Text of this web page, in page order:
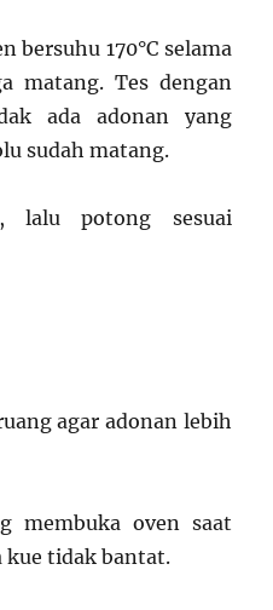
bersuhu 170°C selama
matang. Tes dengan
ada adonan yang
sudah matang.
lalu potong sesuai
agar adonan lebih
membuka oven saat
kue tidak bantat.